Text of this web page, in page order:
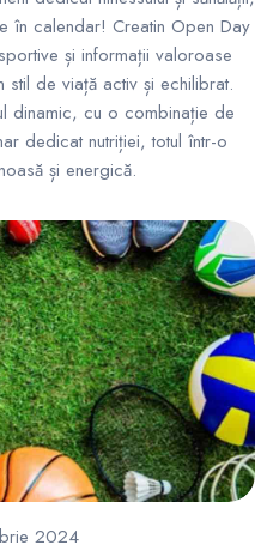
în calendar! Creatin Open Day
și informații valoroase
de viață activ și echilibrat.
dinamic, cu o combinație de
dedicat nutriției, totul într-o
și energică.
2024